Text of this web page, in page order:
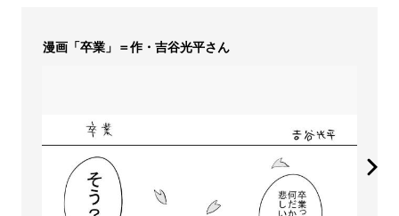
漫画「卒業」＝作・吉谷光平さん